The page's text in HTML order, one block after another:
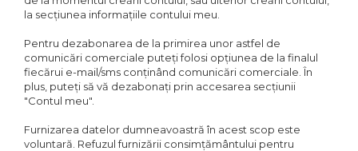
la secțiunea informațiile contului meu.
Pentru dezabonarea de la primirea unor astfel de
comunicări comerciale puteți folosi opțiunea de la finalul
fiecărui e-mail/sms conținând comunicări comerciale. În
plus, puteți să vă dezabonați prin accesarea secțiunii
"Contul meu".
Furnizarea datelor dumneavoastră în acest scop este
voluntară. Refuzul furnizării consimțământului pentru